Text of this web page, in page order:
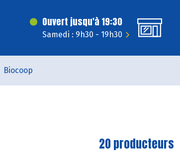
Ouvert jusqu'à 19:30
Samedi : 9h30 - 19h30
Biocoop
20 producteurs